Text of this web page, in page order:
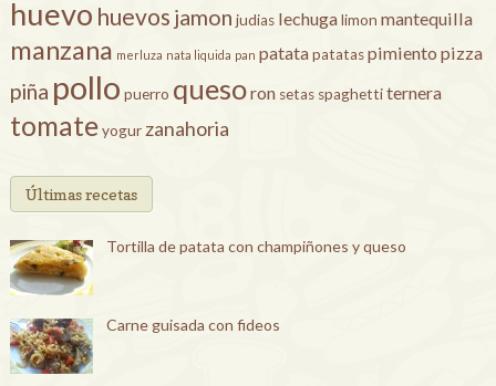
huevo huevos jamon judias lechugalimon mantequilla
manzana merluza nata liquida pan patatapatataspimiento pizza
piña pollo puerro quesoron setas spaghettiternera
tomateyogur zanahoria
Últimas recetas
Tortilla de patata con champiñones y queso
Carne guisada con fideos